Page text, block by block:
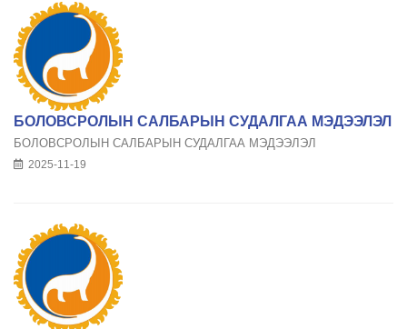
БОЛОВСРОЛЫН САЛБАРЫН СУДАЛГАА МЭДЭЭЛЭЛ
БОЛОВСРОЛЫН САЛБАРЫН СУДАЛГАА МЭДЭЭЛЭЛ
2025-11-19